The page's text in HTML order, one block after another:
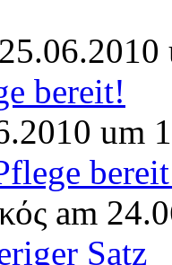
bereit!
um
am
Satz